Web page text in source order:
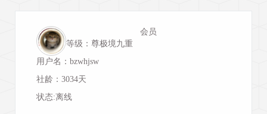
会员
等级：尊极境九重
用户名：bzwhjsw
社龄：3034天
状态:离线